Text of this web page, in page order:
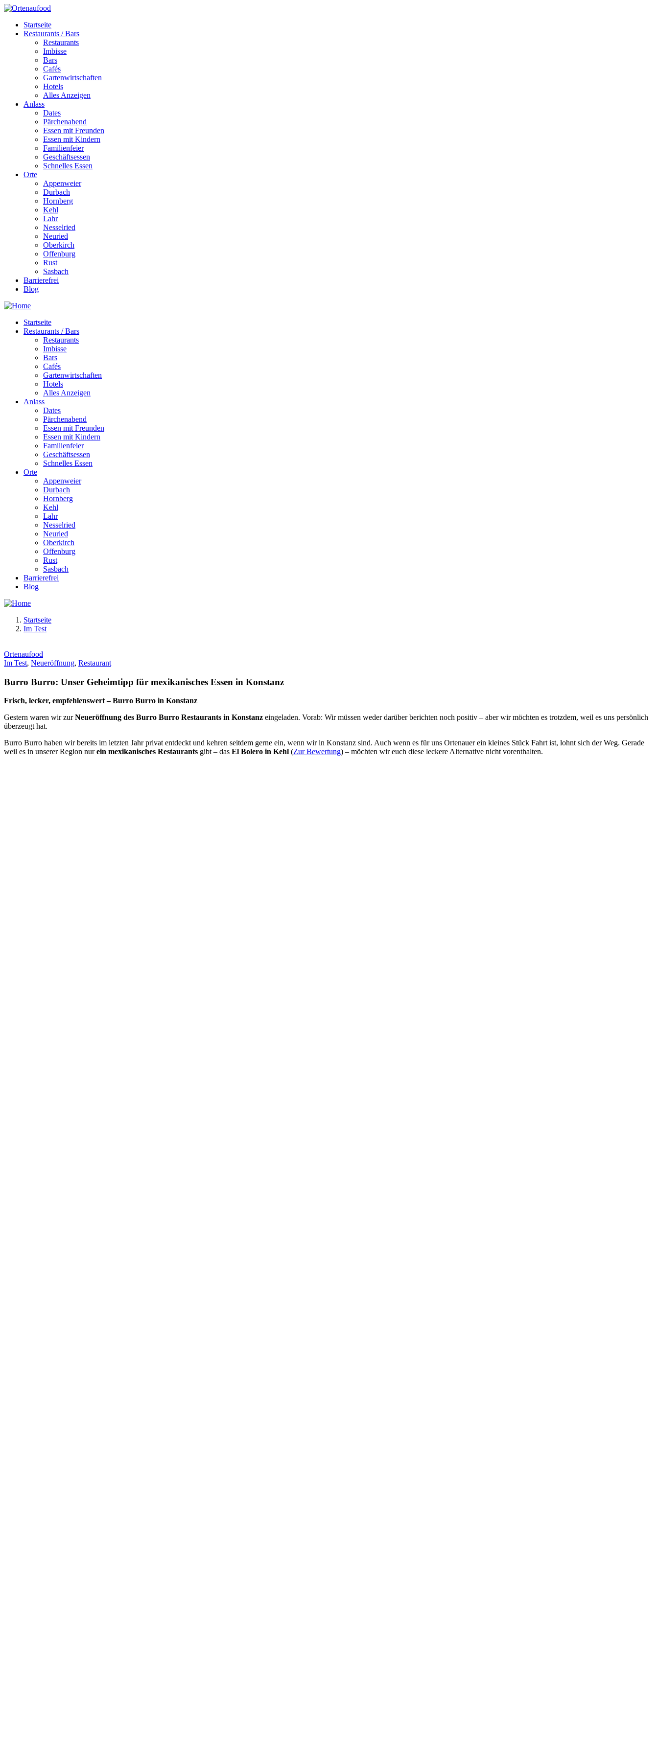
Startseite
Restaurants / Bars
Restaurants
Imbisse
Bars
Cafés
Gartenwirtschaften
Hotels
Alles Anzeigen
Anlass
Dates
Pärchenabend
Essen mit Freunden
Essen mit Kindern
Familienfeier
Geschäftsessen
Schnelles Essen
Orte
Appenweier
Durbach
Hornberg
Kehl
Lahr
Nesselried
Neuried
Oberkirch
Offenburg
Rust
Sasbach
Barrierefrei
Blog
Startseite
Restaurants / Bars
Restaurants
Imbisse
Bars
Cafés
Gartenwirtschaften
Hotels
Alles Anzeigen
Anlass
Dates
Pärchenabend
Essen mit Freunden
Essen mit Kindern
Familienfeier
Geschäftsessen
Schnelles Essen
Orte
Appenweier
Durbach
Hornberg
Kehl
Lahr
Nesselried
Neuried
Oberkirch
Offenburg
Rust
Sasbach
Barrierefrei
Blog
Startseite
Im Test
Ortenaufood
Im Test, Neueröffnung, Restaurant
Burro Burro: Unser Geheimtipp für mexikanisches Essen in Konstanz
Frisch, lecker, empfehlenswert – Burro Burro in Konstanz
Gestern waren wir zurNeueröffnung des Burro Burro Restaurants in Konstanz eingeladen. Vorab: Wir müssen weder darüber berichten noch positiv – aber wir möchten es trotzdem, weil es uns persönlich
überzeugt hat.
Burro Burro haben wir bereits im letzten Jahr privat entdeckt und kehren seitdem gerne ein, wenn wir in Konstanz sind. Auch wenn es für uns Ortenauer ein kleines Stück Fahrt ist, lohnt sich der Weg. Gerade
weil es in unserer Region nurein mexikanisches Restaurants gibt – das El Bolero in Kehl (Zur Bewertung) – möchten wir euch diese leckere Alternative nicht vorenthalten.